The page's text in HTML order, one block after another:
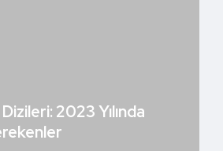
2023 Yılında